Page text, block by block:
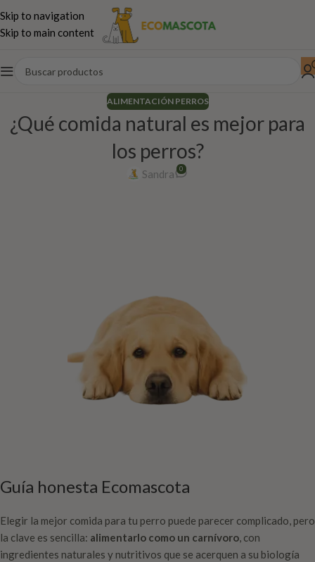
Skip to navigation
Skip to main content
ALIMENTACIÓN PERROS
¿Qué comida natural es mejor para
los perros?
Sandra 0
Guía honesta Ecomascota
Elegir la mejor comida para tu perro puede parecer complicado, pero
la clave es sencilla: alimentarlo como un carnívoro, con
ingredientes naturales y nutritivos que se acerquen a su biología